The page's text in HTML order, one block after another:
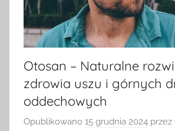
Otosan – Naturalne
zdrowia uszu i górnych
oddechowych
Opublikowano 15 grudnia 2024 przez